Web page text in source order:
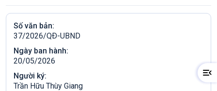
Số văn bản:
37/2026/QÐ-UBND
Ngày ban hành:
20/05/2026
Người ký:
Trần Hữu Thùy Giang